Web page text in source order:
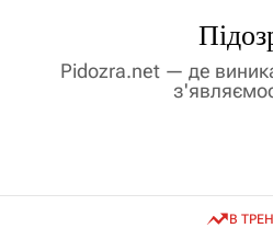
Pidozra.net — де
В